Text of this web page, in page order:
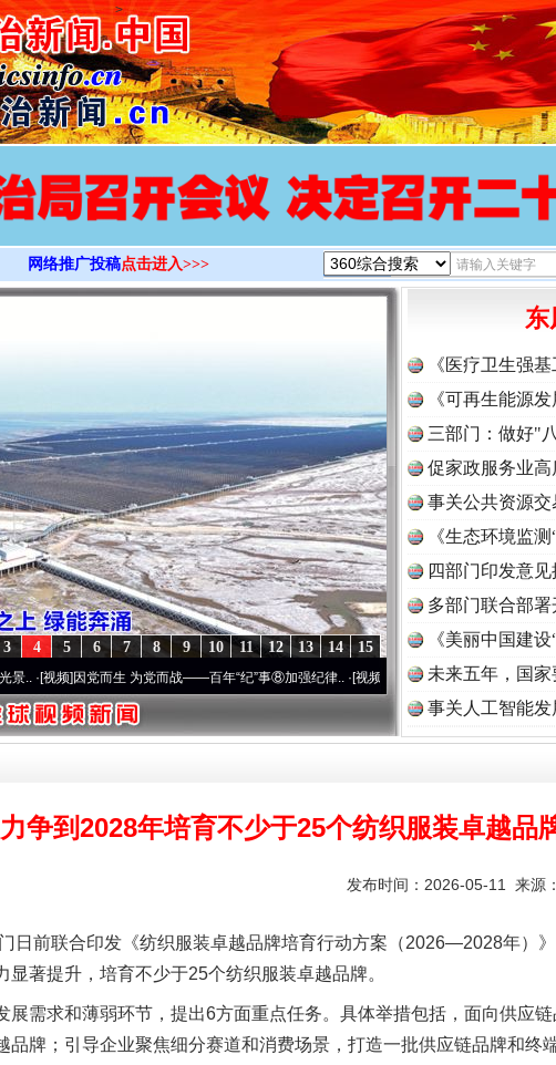
>
网络推广投稿点击进入>>>
15
14
13
12
11
10
9
8
7
6
5
4
3
]因党而生 为党而战——百年“纪”事⑧加强纪律..·[视频]牢记初心使命 奋进复兴征程丨“转折之
东
《医疗卫生强
《可再生能源
三部门：做好"
促家政服务业
事关公共资源
《生态环境监
读
四部门印发意
多部门联合部
《美丽中国建
未来五年，国
事关人工智能
力争到2028年培育不少于25个纺织服装卓越品
发布时间：2026-05-11 来源：
前联合印发《纺织服装卓越品牌培育行动方案（2026—2028年）》
著提升，培育不少于25个纺织服装卓越品牌。
需求和薄弱环节，提出6方面重点任务。具体举措包括，面向供应链
品牌；引导企业聚焦细分赛道和消费场景，打造一批供应链品牌和终